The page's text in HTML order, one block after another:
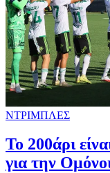
ΝΤΡΙΜΠΛΕΣ
Το 200άρι
για την